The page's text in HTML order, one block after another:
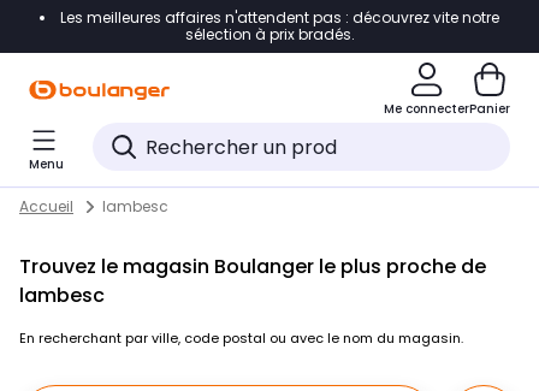
Accéder directement à la navigation
Accéder directement au pied de page
Accéder directement au chatbot
Les meilleures affaires n'attendent pas : découvrez vite notre
sélection à prix bradés.
Me connecterPanier
Menu
Skip to content
Return to Nav
Accueil lambesc
Trouvez le magasin Boulanger le plus proche de
lambesc
En recherchant par ville, code postal ou avec le nom du magasin.